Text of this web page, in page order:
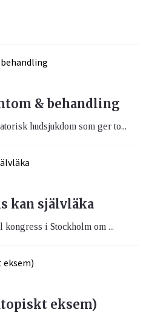
& behandling
hudsjukdom som ger to...
kan självläka
i Stockholm om ...
eksem)